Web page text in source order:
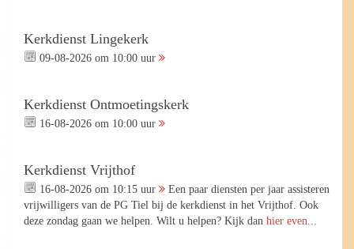
Kerkdienst Lingekerk
09-08-2026 om 10:00 uur
Kerkdienst Ontmoetingskerk
16-08-2026 om 10:00 uur
Kerkdienst Vrijthof
16-08-2026 om 10:15 uur
Een paar diensten per jaar assisteren
vrijwilligers van de PG Tiel bij de kerkdienst in het Vrijthof. Ook
deze zondag gaan we helpen. Wilt u helpen? Kijk dan hier even...